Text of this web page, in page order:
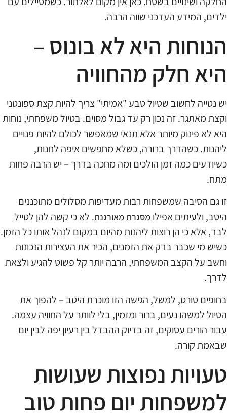
ילדים, המידע העדכני שווה הרבה.
הנוחות היא לא בונוס –
היא חלק מהחוויה
יש נטייה לחשוב שטיול טבע "אמיתי" צריך להיות קצת ספונטני
וקצת מאתגר. זה נכון רק עד גבול מסוים. בטיול משפחתי, נוחות
היא לא פינוק מיותר אלא תנאי שמאפשר לכולם להיות פנויים
ליהנות. כשהדרך ברורה, כשלא מחפשים איפה לחנות,
כשיודעים כמה זמן הולכים ומה מחכה בדרך – יש הרבה פחות
מתח.
זו גם הסיבה שמשפחות רבות מעדיפות מסלולים מתוכננים
היטב, ולעיתים אפילו מסגרת מאורגנת. לא כי קשה להן לטייל
לבד, אלא כי הן רוצות ליהנות מהיום במקום לנהל אותו כל הזמן.
כשיש מי שכבר בדק את הזמנים, הכיר את העצירות הנכונות
וחשב על הקצב המשפחתי, הרבה יותר קל פשוט להגיע ולצאת
לדרך.
בחופים טורס, למשל, הגישה הזו מוכרת היטב – להפוך את
הטיול למשהו נעים, ברור ומזמין, בלי לוותר על החוויה עצמה.
עבור הורים עסוקים, זה בדיוק ההבדל בין רעיון יפה לבין יום
שבאמת קורה.
טעויות נפוצות שעושות
למשפחות יום פחות טוב